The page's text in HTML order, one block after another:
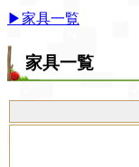
▶家具一覧
家具一覧